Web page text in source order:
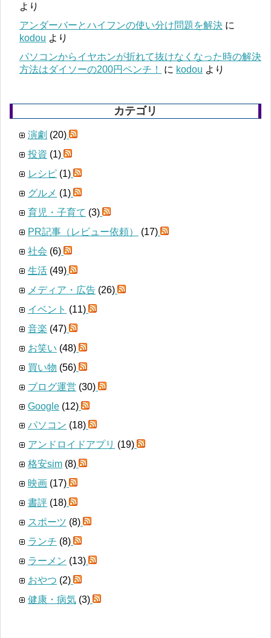
より
アンダーバーとハイフンの使い分け問題を解決 に
kodou より
パソコンからイヤホンが折れて抜けなくなった時の解決
方法はダイソーの200円ペンチ！
に kodou より
カテゴリ
演劇 (20)
投資 (1)
レシピ (1)
グルメ (1)
育児・子育て (3)
PR記事（レビュー依頼）
(17)
社会 (6)
生活 (49)
メディア・広告 (26)
イベント (11)
音楽 (47)
お笑い (48)
買い物 (56)
ブログ運営 (30)
Google (12)
パソコン (18)
アンドロイドアプリ (19)
格安sim (8)
映画 (17)
書評 (18)
スポーツ (8)
ランチ (8)
ラーメン (13)
おやつ (2)
健康・病気 (3)